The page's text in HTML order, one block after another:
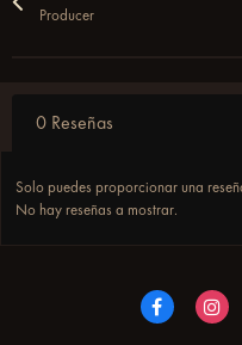
Producer
0 Reseñas
Solo puedes proporcionar una
No hay reseñas a mostrar.